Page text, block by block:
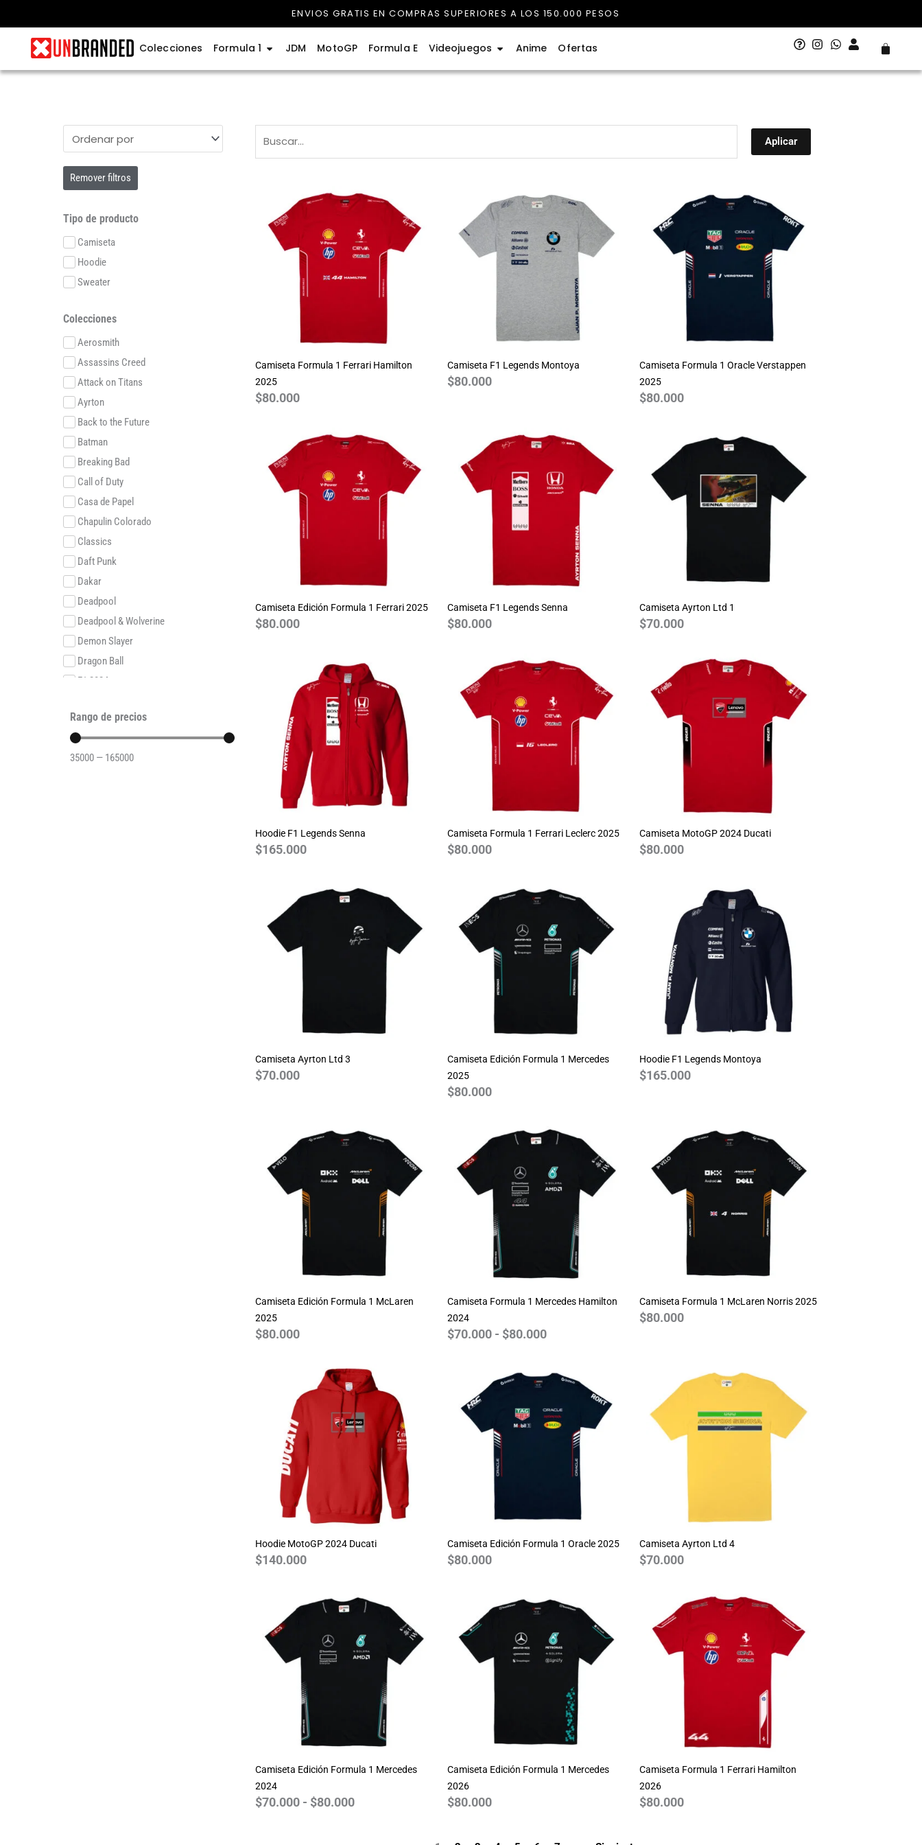
contenido
ENVIOS GRATIS EN COMPRAS SUPERIORES A LOS 150.000 PESOS
Colecciones Formula 1 Abrir Formula 1
JDM MotoGP Formula E Videojuegos Abrir Videojuegos
Anime Ofertas Carrito
Remover filtros
Tipo de producto
Camiseta
Hoodie
Sweater
Colecciones
Aerosmith
Assassins Creed
Attack on Titans
Ayrton
Back to the Future
Batman
Breaking Bad
Call of Duty
Casa de Papel
Chapulin Colorado
Classics
Daft Punk
Dakar
Deadpool
Deadpool & Wolverine
Demon Slayer
Dragon Ball
F1 2024
F1 2025O
F1 2026
F1 2026O
Rango de precios
35000 — 165000
Aplicar
Camiseta Formula 1 Ferrari Hamilton
2025
$80.000
Camiseta F1 Legends Montoya
$80.000
Camiseta Formula 1 Oracle Verstappen
2025
$80.000
Camiseta Edición Formula 1 Ferrari 2025
$80.000
Camiseta F1 Legends Senna
$80.000
Camiseta Ayrton Ltd 1
$70.000
Hoodie F1 Legends Senna
$165.000
Camiseta Formula 1 Ferrari Leclerc 2025
$80.000
Camiseta MotoGP 2024 Ducati
$80.000
Camiseta Ayrton Ltd 3
$70.000
Camiseta Edición Formula 1 Mercedes
2025
$80.000
Hoodie F1 Legends Montoya
$165.000
Camiseta Edición Formula 1 McLaren
2025
$80.000
Camiseta Formula 1 Mercedes Hamilton
2024
$70.000 - $80.000
de
desde
$70.000
$80.000
Camiseta Formula 1 McLaren Norris 2025
$80.000
Hoodie MotoGP 2024 Ducati
$140.000
Camiseta Edición Formula 1 Oracle 2025
$80.000
Camiseta Ayrton Ltd 4
$70.000
Camiseta Edición Formula 1 Mercedes
2024
$70.000 - $80.000
de
desde
$70.000
$80.000
Camiseta Edición Formula 1 Mercedes
2026
$80.000
Camiseta Formula 1 Ferrari Hamilton
2026
$80.000